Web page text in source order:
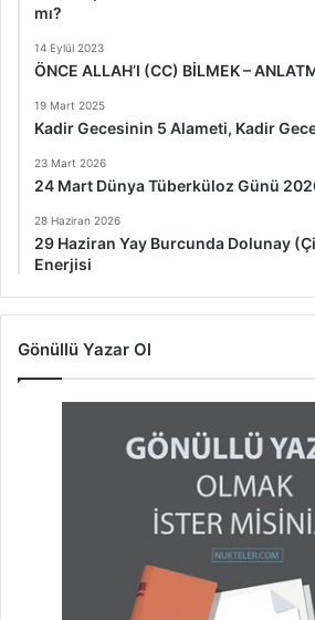
mı?
14 Eylül 2023
ÖNCE ALLAH’I (CC) BİLMEK –
19 Mart 2025
Kadir Gecesinin 5 Alameti, Kadir
23 Mart 2026
24 Mart Dünya Tüberküloz Günü
28 Haziran 2026
29 Haziran Yay Burcunda Dolunay
Enerjisi
Gönüllü Yazar Ol